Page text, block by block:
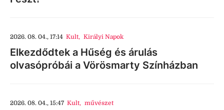
2026. 08. 04., 17:14 Kult, Királyi Napok
Elkezdődtek a Hűség és árulás
olvasópróbái a Vörösmarty Színházban
2026. 08. 04., 15:47 Kult, művészet